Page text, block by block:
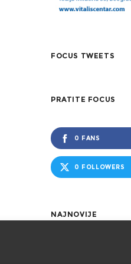
FOCUS TWEETS
PRATITE FOCUS
0 FANS
0 FOLLOWERS
NAJNOVIJE